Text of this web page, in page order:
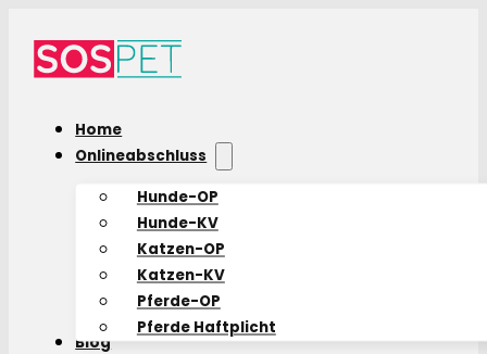
Home
Onlineabschluss
Hunde-OP
Hunde-KV
Katzen-OP
Katzen-KV
Pferde-OP
Pferde Haftplicht
Blog